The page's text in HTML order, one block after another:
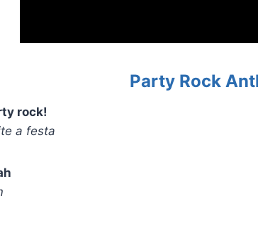
Party Rock
rock!
a festa